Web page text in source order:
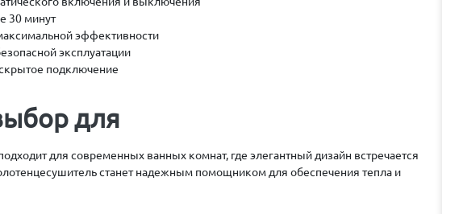
30 минут
эффективности
эксплуатации
подключение
для
для современных ванных комнат, где элегантный дизайн встречается
станет надежным помощником для обеспечения тепла и